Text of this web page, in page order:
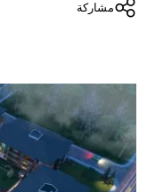
مشاركة